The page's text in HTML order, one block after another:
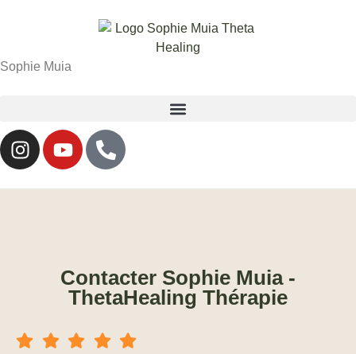
Sophie Muia
Contacter Sophie Muia -
ThetaHealing Thérapie